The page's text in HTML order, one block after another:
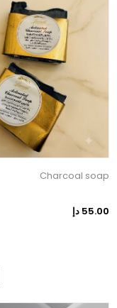
Charcoal soap
55.00 دإ